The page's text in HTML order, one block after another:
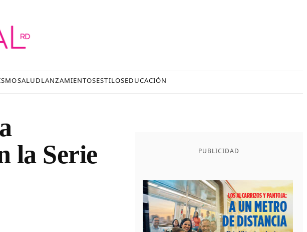
SALUDLANZAMIENTOSESTILOSEDUCACIÓN
la Serie
PUBLICIDAD